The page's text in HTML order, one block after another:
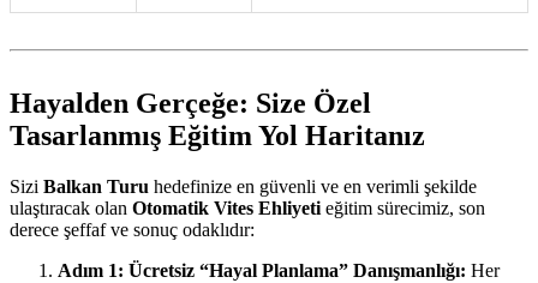
Hayalden Gerçeğe: Size Özel
Tasarlanmış Eğitim Yol Haritanız
Sizi Balkan Turu hedefinize en güvenli ve en verimli şekilde
ulaştıracak olan Otomatik Vites Ehliyeti eğitim sürecimiz, son
derece şeffaf ve sonuç odaklıdır:
Adım 1: Ücretsiz “Hayal Planlama” Danışmanlığı: Her